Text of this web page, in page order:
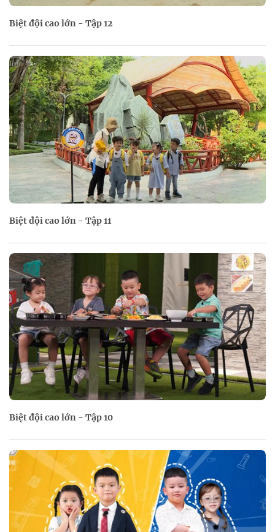
Biệt đội cao lớn - Tập 12
Biệt đội cao lớn - Tập 11
Biệt đội cao lớn - Tập 10